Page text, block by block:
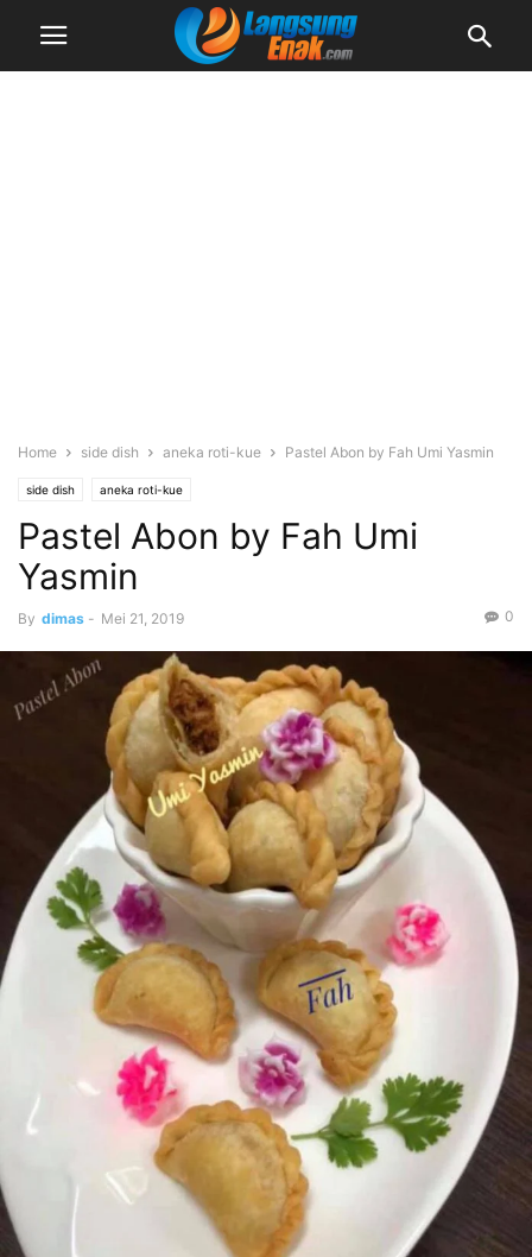
Home side dish aneka roti-kue Pastel Abon by Fah Umi Yasmin
side dish aneka roti-kue
Pastel Abon by Fah Umi
Yasmin
By dimas - Mei 21, 2019 0